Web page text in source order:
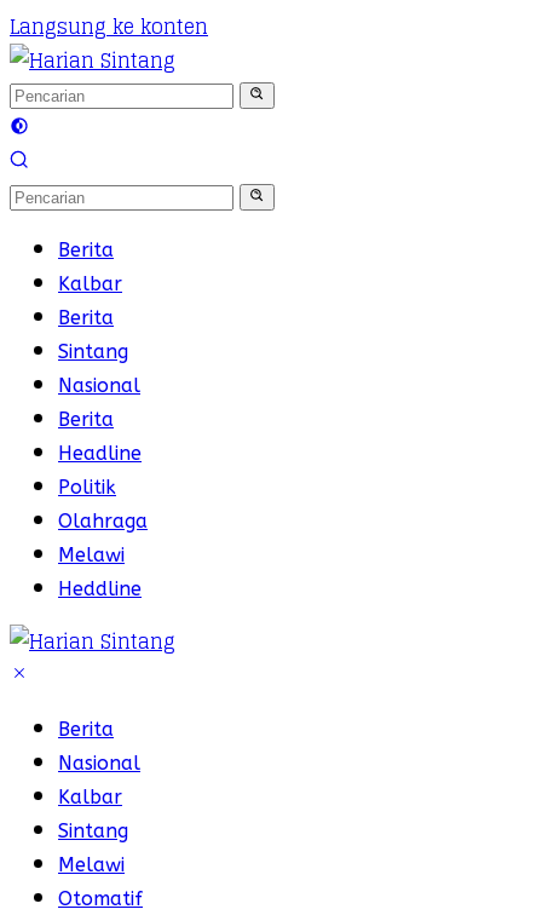
Langsung ke konten
Berita
Kalbar
Berita
Sintang
Nasional
Berita
Headline
Politik
Olahraga
Melawi
Heddline
Berita
Nasional
Kalbar
Sintang
Melawi
Otomatif